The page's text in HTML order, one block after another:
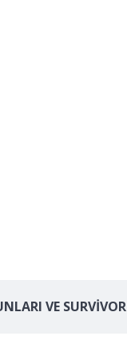
VE SURVİVOR